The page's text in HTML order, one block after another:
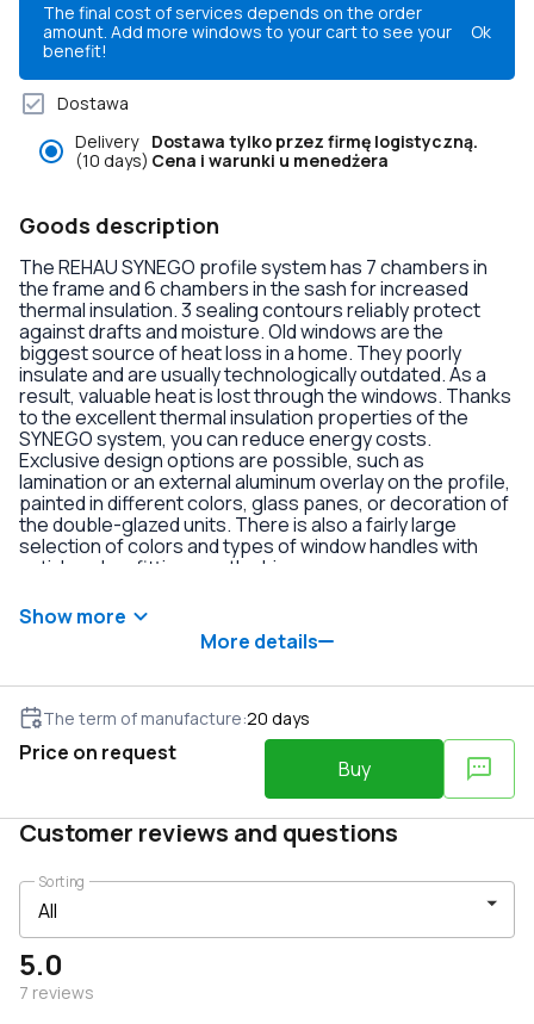
The final cost of services depends on the order
amount. Add more windows to your cart to see your
benefit!
Ok
Dostawa
Delivery
(10 days)
Dostawa tylko przez firmę logistyczną.
Cena i warunki u menedżera
Goods description
The REHAU SYNEGO profile system has 7 chambers in
the frame and 6 chambers in the sash for increased
thermal insulation. 3 sealing contours reliably protect
against drafts and moisture. Old windows are the
biggest source of heat loss in a home. They poorly
insulate and are usually technologically outdated. As a
result, valuable heat is lost through the windows. Thanks
to the excellent thermal insulation properties of the
SYNEGO system, you can reduce energy costs.
Exclusive design options are possible, such as
lamination or an external aluminum overlay on the profile,
painted in different colors, glass panes, or decoration of
the double-glazed units. There is also a fairly large
selection of colors and types of window handles with
anti-burglary fittings on the hinges.
Show more
More details
The term of manufacture:20 days
Price on request
Buy
Customer reviews and questions
5.0
7 reviews
Sorting